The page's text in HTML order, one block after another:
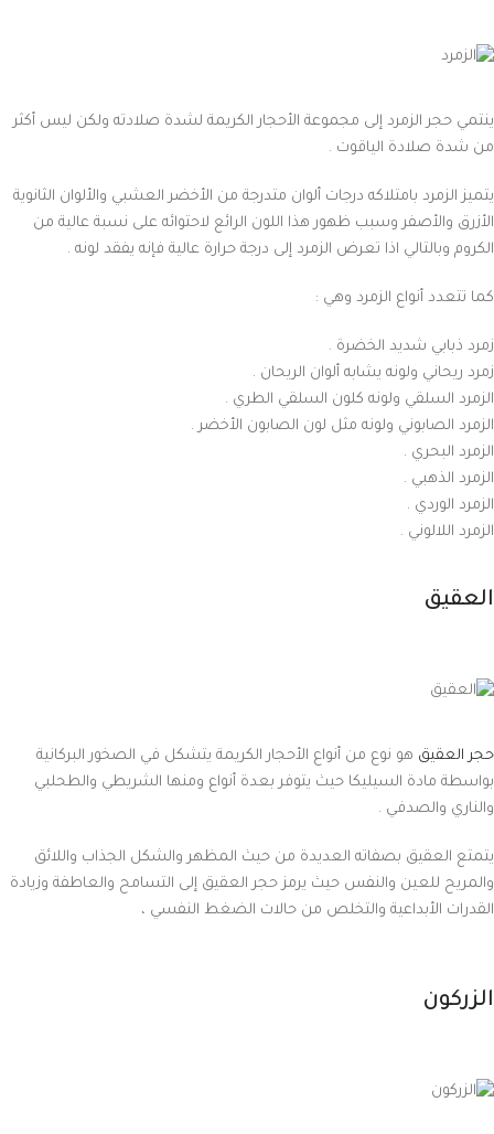
ينتمي حجر الزمرد إلى مجموعة الأحجار الكريمة لشدة صلادته ولكن ليس أكثر
من شدة صلادة الياقوت .
يتميز الزمرد بامتلاكه درجات ألوان متدرجة من الأخضر العشبي والألوان الثانوية
الأزرق والأصفر وسبب ظهور هذا اللون الرائع لاحتوائه على نسبة عالية من
الكروم وبالتالي اذا تعرض الزمرد إلى درجة حرارة عالية فإنه يفقد لونه .
كما تتعدد أنواع الزمرد وهي :
زمرد ذبابي شديد الخضرة .
زمرد ريحاني ولونه يشابه ألوان الريحان .
الزمرد السلقي ولونه كلون السلقي الطري .
الزمرد الصابوني ولونه مثل لون الصابون الأخضر .
الزمرد البحري .
الزمرد الذهبي .
الزمرد الوردي .
الزمرد اللالوني .
العقيق
حجر العقيق هو نوع من أنواع الأحجار الكريمة يتشكل في الصخور البركانية
بواسطة مادة السيليكا حيث يتوفر بعدة أنواع ومنها الشريطي والطحلبي
والناري والصدفي .
يتمتع العقيق بصفاته العديدة من حيث المظهر والشكل الجذاب واللائق
والمريح للعين والنفس حيث يرمز حجر العقيق إلى التسامح والعاطفة وزيادة
القدرات الأبداعية والتخلص من حالات الضغط النفسي ،
الزركون